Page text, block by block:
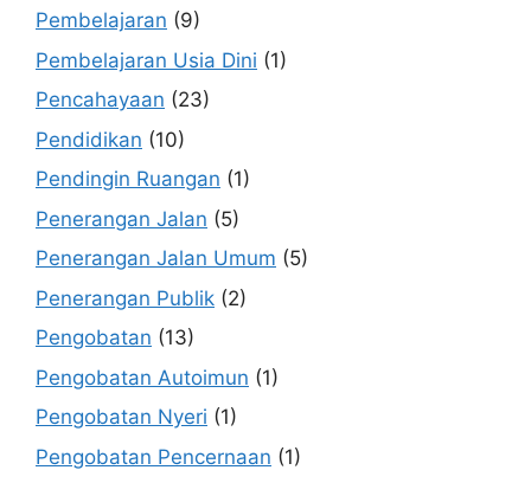
Pembelajaran (9)
Pembelajaran Usia Dini (1)
Pencahayaan (23)
Pendidikan (10)
Pendingin Ruangan (1)
Penerangan Jalan (5)
Penerangan Jalan Umum (5)
Penerangan Publik (2)
Pengobatan (13)
Pengobatan Autoimun (1)
Pengobatan Nyeri (1)
Pengobatan Pencernaan (1)